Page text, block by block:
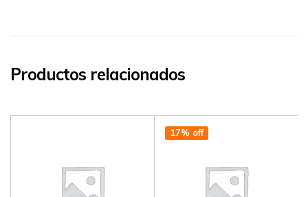
Productos relacionados
17% off